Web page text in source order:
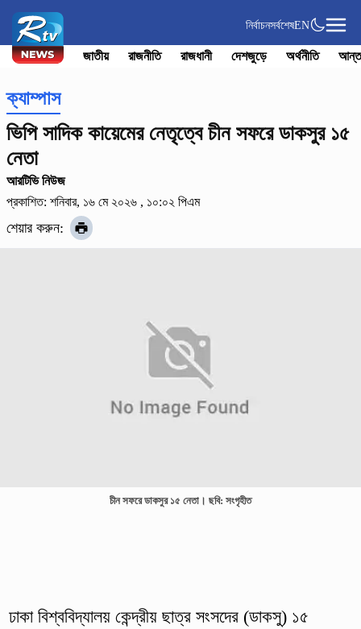
নির্বাচনসর্বশেষEN
জাতীয় রাজনীতি রাজধানী দেশজুড়ে অর্থনীতি
ক্যাম্পাস
ভিপি সাদিক কায়েমের নেতৃত্বে চীন সফরে ডাকসুর ১৫
নেতা
আরটিভি নিউজ
প্রকাশিত: শনিবার, ১৬ মে ২০২৬ , ১০:০২ পিএম
শেয়ার করুন:
চীন সফরে ডাকসুর ১৫ নেতা। ছবি: সংগৃহীত
ঢাকা বিশ্ববিদ্যালয় কেন্দ্রীয় ছাত্র সংসদের (ডাকসু) ১৫